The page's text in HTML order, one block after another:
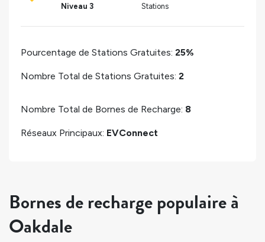
Niveau 3
Stations
Pourcentage de Stations Gratuites: 25%
Nombre Total de Stations Gratuites: 2
Nombre Total de Bornes de Recharge: 8
Réseaux Principaux: EVConnect
Bornes de recharge populaire à
Oakdale